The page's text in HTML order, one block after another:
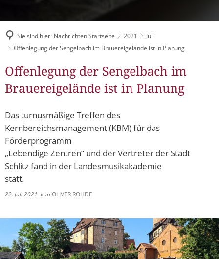
Konzertsaal LMAH
Schlitzer Geschichten
Sie sind hier: Nachrichten Startseite 2021
Juli
Offenlegung der Sengelbach im Brauereigelände ist in Planung
Offenlegung der Sengelbach im
Brauereigelände ist in Planung
Das turnusmäßige Treffen des
Kernbereichsmanagement (KBM) für das
Förderprogramm
„Lebendige Zentren“ und der Vertreter der Stadt
Schlitz fand in der Landesmusikakademie
statt.
22. Juli 2021 vonOLIVER ROHDE